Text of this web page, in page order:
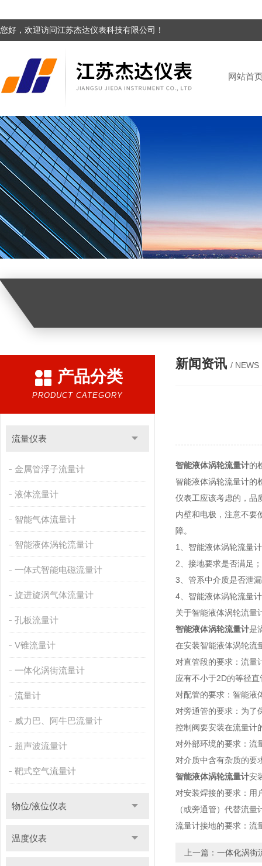
您好，欢迎访问江苏杰达仪表科技有限公司！
网站首
产品分类
PRODUCT CATEGORY
流量仪表
金属管浮子流量计
液体流量计
智能气体流量计
智能液体涡轮流量计
一体式智能电磁流量计
旋进旋涡气体流量计
孔板流量计
V锥流量计
一体化涡街流量计
流量计
威力巴、阿牛巴流量计
超声波流量计
靶式空气流量计
物位/液位仪表
温度仪表
新闻资讯 / NEWS
智能液体涡轮流量计的
智能液体涡轮流量计的
仪表工应该考虑的，品
内壁和电极，注意不要
障。
1、智能液体涡轮流量
2、接地要求是否满足
3、管系中介质是否泄
4、智能液体涡轮流量
关于智能液体涡轮流量
智能液体涡轮流量计是
在安装智能液体涡轮流
对直管段的要求：流量
应有不小于2D的等径
对配管的要求：智能液
对旁通管的要求：为了
控制阀要安装在流量计
对外部环境的要求：流
对介质中含有杂质的要
智能液体涡轮流量计安
对安装焊接的要求：用
（或旁通管）代替流
流量计接地的要求：流
上一篇： 一体化涡街